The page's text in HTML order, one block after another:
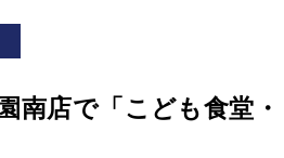
南店で「こども食堂